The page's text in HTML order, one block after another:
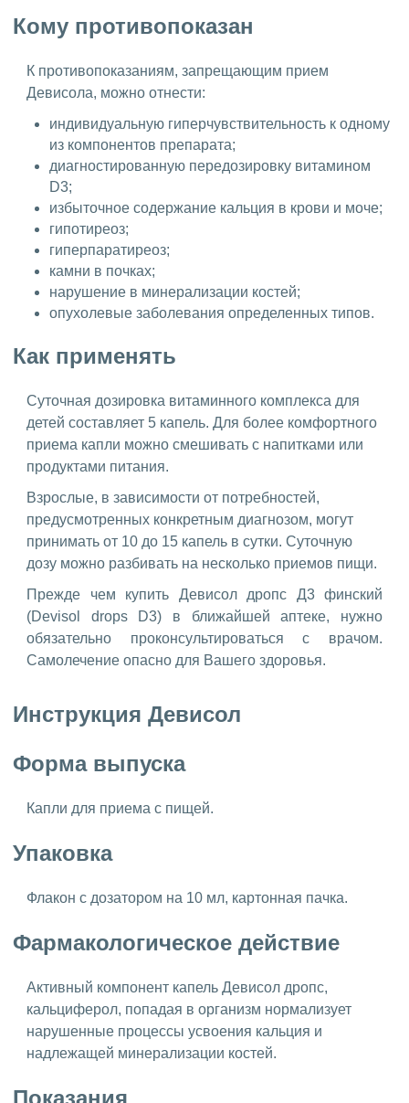
Кому противопоказан
К противопоказаниям, запрещающим прием
Девисола, можно отнести:
индивидуальную гиперчувствительность к одному
из компонентов препарата;
диагностированную передозировку витамином
D3;
избыточное содержание кальция в крови и моче;
гипотиреоз;
гиперпаратиреоз;
камни в почках;
нарушение в минерализации костей;
опухолевые заболевания определенных типов.
Как применять
Суточная дозировка витаминного комплекса для
детей составляет 5 капель. Для более комфортного
приема капли можно смешивать с напитками или
продуктами питания.
Взрослые, в зависимости от потребностей,
предусмотренных конкретным диагнозом, могут
принимать от 10 до 15 капель в сутки. Суточную
дозу можно разбивать на несколько приемов пищи.
Прежде чем купить Девисол дропс Д3 финский
(Devisol drops D3) в ближайшей аптеке, нужно
обязательно проконсультироваться с врачом.
Самолечение опасно для Вашего здоровья.
Инструкция Девисол
Форма выпуска
Капли для приема с пищей.
Упаковка
Флакон с дозатором на 10 мл, картонная пачка.
Фармакологическое действие
Активный компонент капель Девисол дропс,
кальциферол, попадая в организм нормализует
нарушенные процессы усвоения кальция и
надлежащей минерализации костей.
Показания